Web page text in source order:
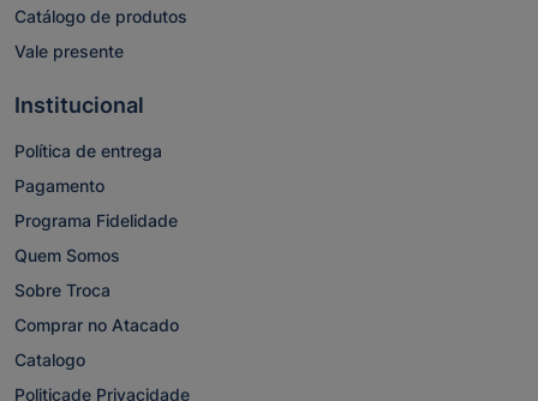
Catálogo de produtos
Vale presente
Institucional
Política de entrega
Pagamento
Programa Fidelidade
Quem Somos
Sobre Troca
Comprar no Atacado
Catalogo
Politicade Privacidade